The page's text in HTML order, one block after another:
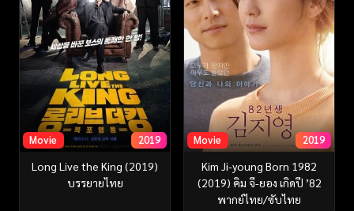
Movie 2019
Long Live the King (2019)
บรรยายไทย
Movie 2019
Kim Ji-young Born 1982
(2019) คิม จี-ยอง เกิดปี ’82
พากย์ไทย/ซับไทย